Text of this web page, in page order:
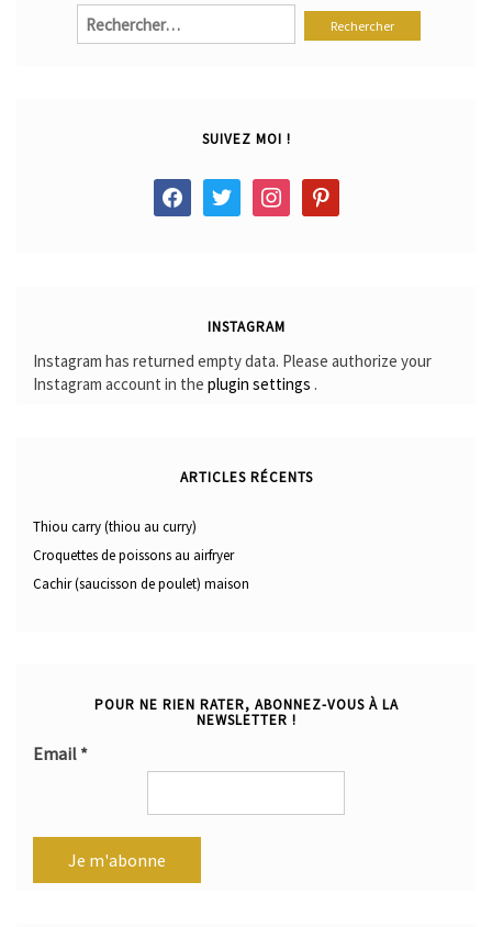
Rechercher :
SUIVEZ MOI !
facebook twitter instagram pinterest
INSTAGRAM
Instagram has returned empty data. Please authorize your
Instagram account in the plugin settings .
ARTICLES RÉCENTS
Thiou carry (thiou au curry)
Croquettes de poissons au airfryer
Cachir (saucisson de poulet) maison
POUR NE RIEN RATER, ABONNEZ-VOUS À LA
NEWSLETTER !
Email *